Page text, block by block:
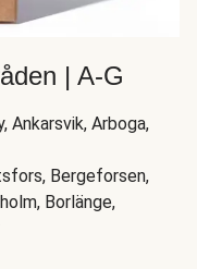
| A-G
Ankarsvik, Arboga,
Bergeforsen,
Borlänge,